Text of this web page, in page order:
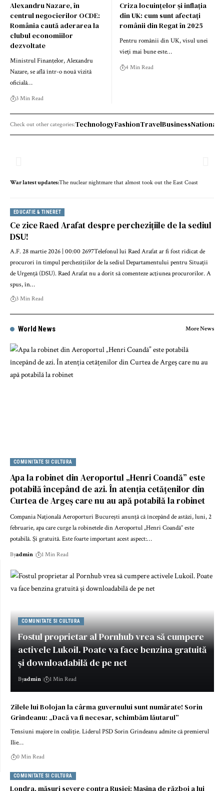
Alexandru Nazare, în
centrul negocierilor OCDE:
România caută aderarea la
clubul economiilor
dezvoltate
Ministrul Finanţelor, Alexandru
Nazare, se află într-o nouă vizită
oficială…
3 Min Read
Criza locuințelor și inflația
din UK: cum sunt afectați
românii din Regat în 2025
Pentru românii din UK, visul unei
vieți mai bune este…
4 Min Read
Check out other categories:TechnologyFashionTravelBusinessNational
EDUCATIE & TINERET
Ce zice Raed Arafat despre perchezițiile de la sediul
DSU!
A.F. 28 martie 2026 | 00:00 2697Telefonul lui Raed Arafat ar fi fost ridicat de
procurori în timpul percheziţiilor de la sediul Departamentului pentru Situații
de Urgență (DSU). Raed Arafat nu a dorit să comenteze acţiunea procurorilor. A
spus, în…
3 Min Read
War lat­est up­dates:The nuclear nightmare that almost took out the East Coast
World News More News
COMUNITATE SI CULTURA
Apa la robinet din Aeroportul „Henri Coandă” este
potabilă începând de azi. În atenția cetățenilor din
Curtea de Argeș care nu au apă potabilă la robinet
Compania Națională Aeroporturi București anunță că începând de astăzi, luni, 2
februarie, apa care curge la robinetele din Aeroportul „Henri Coandă” este
potabilă. Și gratuită. Este foarte important acest aspect:…
Byadmin 1 Min Read
COMUNITATE SI CULTURA
Londra, măsuri severe contra Rusiei: Mașina de război a lui
COMUNITATE SI CULTURA
Fostul proprietar al Pornhub vrea să cumpere
activele Lukoil. Poate va face benzina gratuită
și downloadabilă de pe net
Byadmin 1 Min Read
Zilele lui Bolojan la cârma guvernului sunt numărate! Sorin
Grindeanu: „Dacă va fi necesar, schimbăm lăutarul”
Tensiuni majore în coaliție. Liderul PSD Sorin Grindeanu admite că premierul
Ilie…
0 Min Read